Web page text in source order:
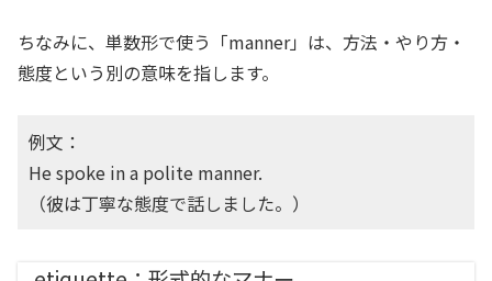
ちなみに、単数形で使う「manner」は、方法・やり方・
態度という別の意味を指します。
例文：
He spoke in a polite manner.
（彼は丁寧な態度で話しました。）